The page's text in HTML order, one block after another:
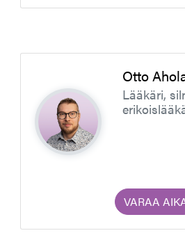
Otto
Lääkäri,
VARAA